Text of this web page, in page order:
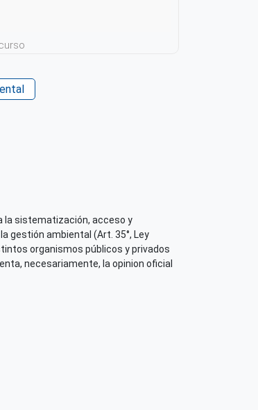
la sistematización, acceso y
gestión ambiental (Art. 35°, Ley
organismos públicos y privados
necesariamente, la opinion oficial